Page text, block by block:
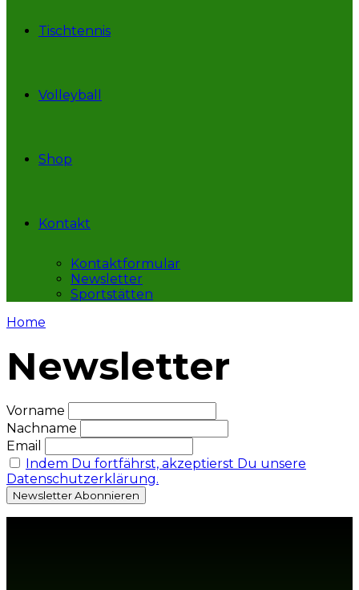
Tischtennis
Volleyball
Shop
Kontakt
Kontaktformular
Newsletter
Sportstätten
Home
Newsletter
Vorname
Nachname
Email
Indem Du fortfährst, akzeptierst Du unsere
Datenschutzerklärung.